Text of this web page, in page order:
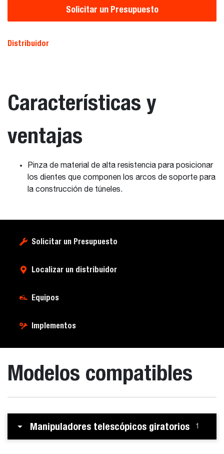
Solicitar un Presupuesto
Distribuidor
Características y
ventajas
Pinza de material de alta resistencia para posicionar
los dientes que componen los arcos de soporte para
la construcción de túneles.
Solicitar un Presupuesto
Localizar un distribuidor
Equipos
Implementos
Modelos compatibles
Manipuladores telescópicos giratorios 1